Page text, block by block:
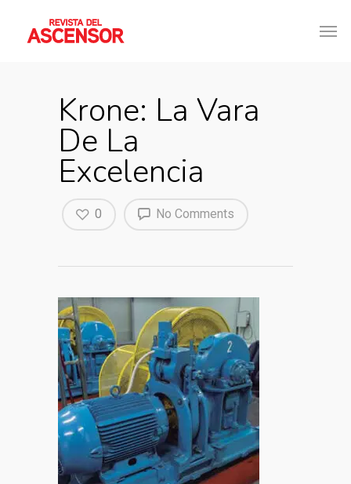
Krone: La Vara
De La
Excelencia
No Comments
0